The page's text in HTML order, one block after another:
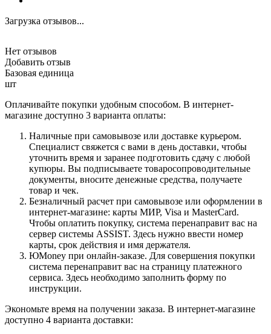
Загрузка отзывов...
Нет отзывов
Добавить отзыв
Базовая единица
шт
Оплачивайте покупки удобным способом. В интернет-
магазине доступно 3 варианта оплаты:
Наличные при самовывозе или доставке курьером.
Специалист свяжется с вами в день доставки, чтобы
уточнить время и заранее подготовить сдачу с любой
купюры. Вы подписываете товаросопроводительные
документы, вносите денежные средства, получаете
товар и чек.
Безналичный расчет при самовывозе или оформлении в
интернет-магазине: карты МИР, Visa и MasterCard.
Чтобы оплатить покупку, система перенаправит вас на
сервер системы ASSIST. Здесь нужно ввести номер
карты, срок действия и имя держателя.
ЮMoney при онлайн-заказе. Для совершения покупки
система перенаправит вас на страницу платежного
сервиса. Здесь необходимо заполнить форму по
инструкции.
Экономьте время на получении заказа. В интернет-магазине
доступно 4 варианта доставки: